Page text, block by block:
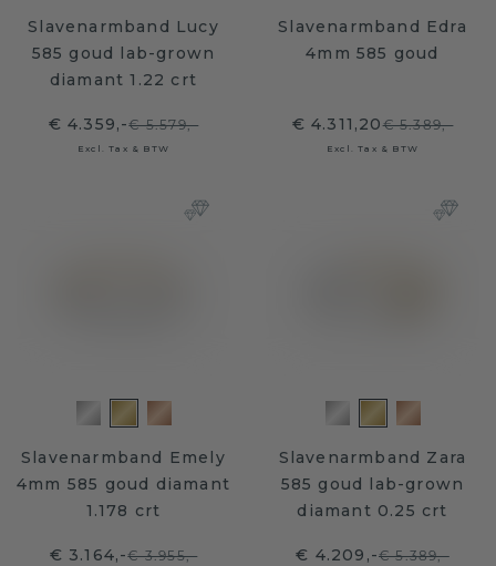
Slavenarmband Lucy
585 goud lab-grown
diamant 1.22 crt
€ 4.359,-€ 5.579,-
Excl. Tax & BTW
Slavenarmband Edra
4mm 585 goud
€ 4.311,20€ 5.389,-
Excl. Tax & BTW
Slavenarmband Emely
4mm 585 goud diamant
1.178 crt
€ 3.164,-€ 3.955,-
Slavenarmband Zara
585 goud lab-grown
diamant 0.25 crt
€ 4.209,-€ 5.389,-